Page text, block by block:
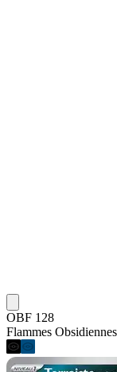
OBF 128
Flammes Obsidiennes